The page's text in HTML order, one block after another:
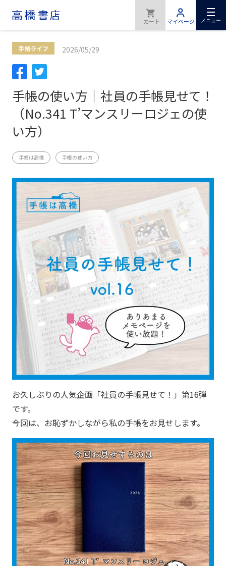
メニュー
手帳ライフ 2026/05/29
手帳の使い方｜社員の手帳見せて！
（No.341 T’マンスリーロジェの使
い方）
手帳は高橋 手帳の使い方
お久しぶりの人気企画「社員の手帳見せて！」第16弾
です。
今回は、お恥ずかしながら私の手帳をお見せします。